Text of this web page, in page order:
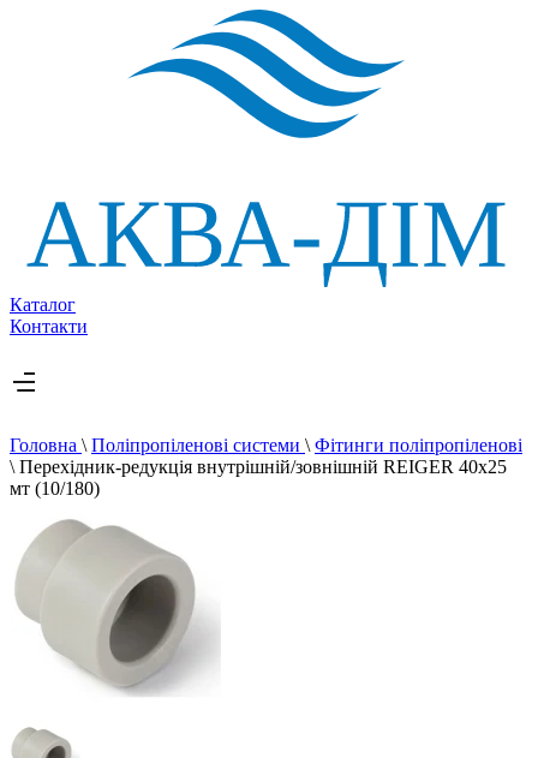
Каталог
Контакти
Головна \ Поліпропіленові системи \ Фітинги поліпропіленові
\ Перехідник-редукція внутрішній/зовнішній REIGER 40х25
мт (10/180)